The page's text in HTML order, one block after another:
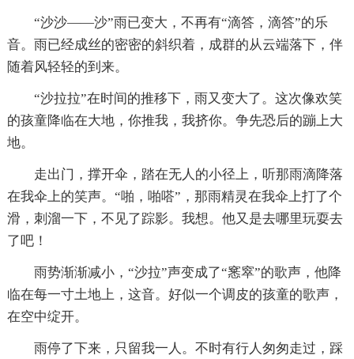
“沙沙——沙”雨已变大，不再有“滴答，滴答”的乐
音。雨已经成丝的密密的斜织着，成群的从云端落下，伴
随着风轻轻的到来。
“沙拉拉”在时间的推移下，雨又变大了。这次像欢笑
的孩童降临在大地，你推我，我挤你。争先恐后的蹦上大
地。
走出门，撑开伞，踏在无人的小径上，听那雨滴降落
在我伞上的笑声。“啪，啪嗒”，那雨精灵在我伞上打了个
滑，刺溜一下，不见了踪影。我想。他又是去哪里玩耍去
了吧！
雨势渐渐减小，“沙拉”声变成了“窸窣”的歌声，他降
临在每一寸土地上，这音。好似一个调皮的孩童的歌声，
在空中绽开。
雨停了下来，只留我一人。不时有行人匆匆走过，踩